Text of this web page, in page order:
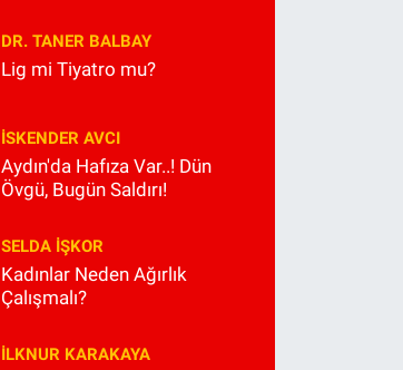
DR. TANER BALBAY
Lig mi Tiyatro mu?
İSKENDER AVCI
Aydın'da Hafıza Var..! Dün
Övgü, Bugün Saldırı!
SELDA İŞKOR
Kadınlar Neden Ağırlık
Çalışmalı?
İLKNUR KARAKAYA